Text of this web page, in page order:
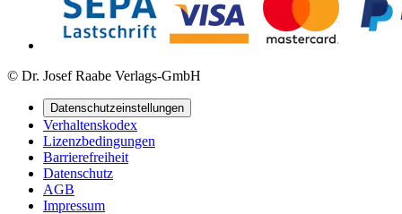
© Dr. Josef Raabe Verlags-GmbH
Datenschutzeinstellungen
Verhaltenskodex
Lizenzbedingungen
Barrierefreiheit
Datenschutz
AGB
Impressum